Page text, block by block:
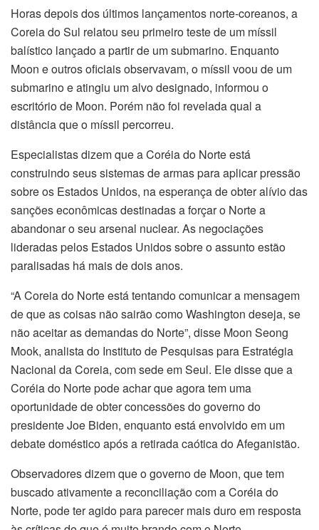
Horas depois dos últimos lançamentos norte-coreanos, a
Coreia do Sul relatou seu primeiro teste de um míssil
balístico lançado a partir de um submarino. Enquanto
Moon e outros oficiais observavam, o míssil voou de um
submarino e atingiu um alvo designado, informou o
escritório de Moon. Porém não foi revelada qual a
distância que o míssil percorreu.
Especialistas dizem que a Coréia do Norte está
construindo seus sistemas de armas para aplicar pressão
sobre os Estados Unidos, na esperança de obter alívio das
sanções econômicas destinadas a forçar o Norte a
abandonar o seu arsenal nuclear. As negociações
lideradas pelos Estados Unidos sobre o assunto estão
paralisadas há mais de dois anos.
“A Coreia do Norte está tentando comunicar a mensagem
de que as coisas não sairão como Washington deseja, se
não aceitar as demandas do Norte”, disse Moon Seong
Mook, analista do Instituto de Pesquisas para Estratégia
Nacional da Coreia, com sede em Seul. Ele disse que a
Coréia do Norte pode achar que agora tem uma
oportunidade de obter concessões do governo do
presidente Joe Biden, enquanto está envolvido em um
debate doméstico após a retirada caótica do Afeganistão.
Observadores dizem que o governo de Moon, que tem
buscado ativamente a reconciliação com a Coréia do
Norte, pode ter agido para parecer mais duro em resposta